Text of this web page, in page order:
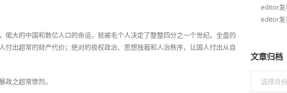
偌大的中国和数亿人口的命运，就被毛个人决定了整整四分之一个世纪。全盘的
出超常的财产代价；绝对的极权政治、思想独裁和人治秩序，让国人付出从自
之超常惨烈。
editor发
editor发
文章归档